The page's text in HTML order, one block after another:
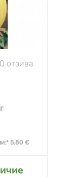
0 отзива
5.80 €